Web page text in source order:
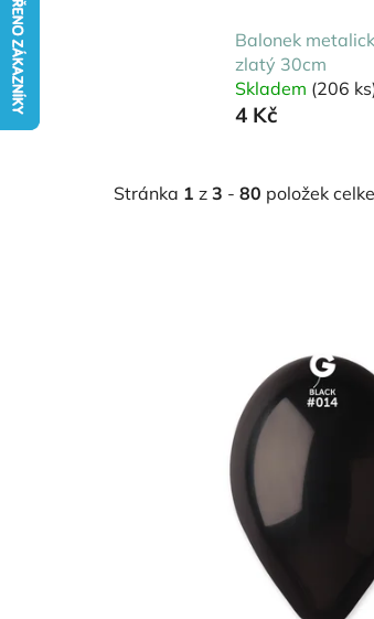
Balonek
zlatý 30cm
Skladem (206
4 Kč
Stránka 1 z 3 - 80 položek